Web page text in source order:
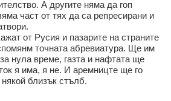
А другите няма да гоп
част от тях да са репресирани и
от Русия и пазарите на страните
точната абревиатура. Ще им
нула време, газта и нафтата ще
я има, я не. И аремницте ще го
някой близък стълб.